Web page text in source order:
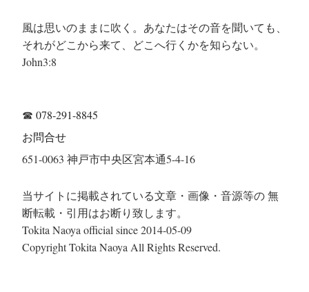
風は思いのままに吹く。あなたはその音を聞いても、
それがどこから来て、どこへ行くかを知らない。
John3:8
☎ 078-291-8845
お問合せ
651-0063 神戸市中央区宮本通5-4-16
当サイトに掲載されている文章・画像・音源等の 無
断転載・引用はお断り致します。
Tokita Naoya official since 2014-05-09
Copyright Tokita Naoya All Rights Reserved.